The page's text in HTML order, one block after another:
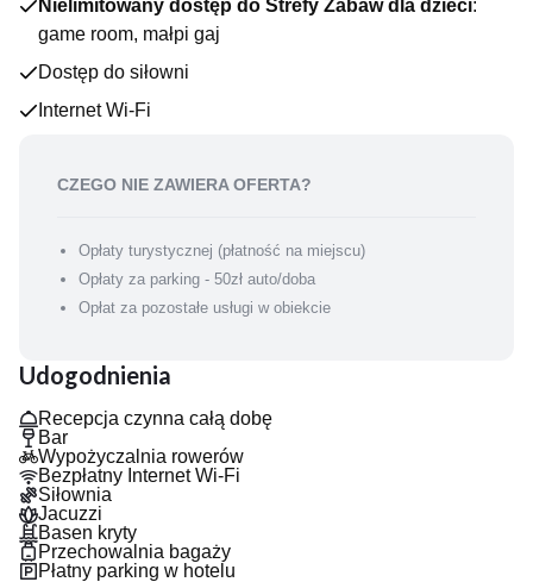
- sauna fińska i sauna parowa
- grota solna i tężnia
- gabinety SPA z ofertą masaży i zabiegów relaksacyjnych
- wypożyczalnia rowerów
- game room
Hotelowa restauracja Aurora inspirowana jest naturą
Beskidów i bogactwem kuchni europejskiej, gdzie harmonijnie
łączą się tradycja, sezonowość i nowoczesna forma podania.
Nielimitowany dostęp do Strefy Zabaw dla dzieci:
game room, małpi gaj
Dostęp do siłowni
Internet Wi-Fi
CZEGO NIE ZAWIERA OFERTA?
Opłaty turystycznej (płatność na miejscu)
Opłaty za parking - 50zł auto/doba
Opłat za pozostałe usługi w obiekcie
Udogodnienia
Recepcja czynna całą dobę
Bar
Wypożyczalnia rowerów
Bezpłatny Internet Wi-Fi
Siłownia
Jacuzzi
Basen kryty
Przechowalnia bagaży
Płatny parking w hotelu